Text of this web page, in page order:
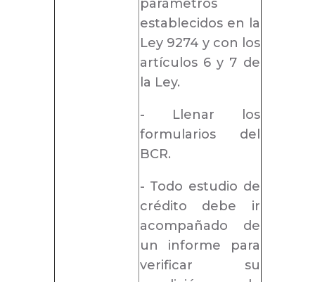
parámetros
establecidos en la
Ley 9274 y con los
artículos 6 y 7 de
la Ley.
- Llenar los
formularios del
BCR.
- Todo estudio de
crédito debe ir
acompañado de
un informe para
verificar su